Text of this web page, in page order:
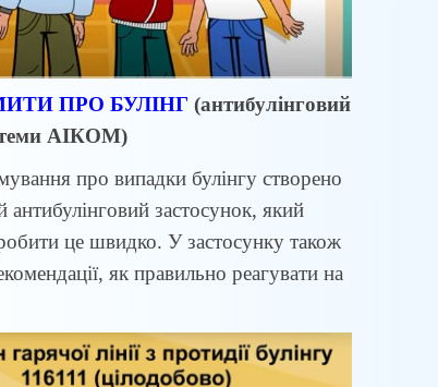
ПРО БУЛІНГ (антибулінговий
АІКОМ)
про випадки булінгу створено
антибулінговий застосунок, який
це швидко. У застосунку також
як правильно реагувати на